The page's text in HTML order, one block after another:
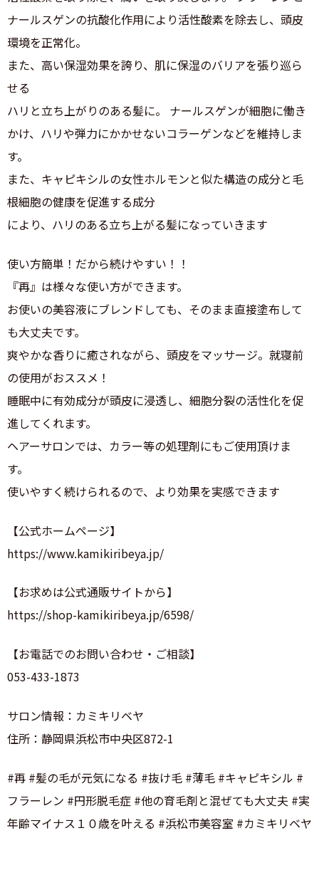
ナールスゲンの抗酸化作用により活性酸素を除去し、頭皮
環境を正常化。
また、高い保湿効果を誇り、肌に保湿のバリアを張り巡ら
せる
ハリと立ち上がりのある髪に。 ナールスゲンが細胞に働き
かけ、ハリや弾力にかかせないコラーゲンなどを維持しま
す。
また、キャピキシルの女性ホルモンと似た構造の成分と毛
根細胞の健康を促進する成分
により、ハリのある立ち上がる髪になっていきます
使い方簡単！だから続けやすい！！
『再』は様々な使い方ができます。
お使いの美容液にブレンドしても、そのまま直接塗布して
も大丈夫です。
爽やかな香りに癒されながら、頭皮をマッサージ。就寝前
の使用がおススメ！
睡眠中に有効成分が頭皮に浸透し、細胞分裂の活性化を促
進してくれます。
ヘアーサロンでは、カラー等の処理剤にもご使用頂けま
す。
使いやすく続けられるので、より効果を実感できます
【公式ホームページ】
https://www.kamikiribeya.jp/
【お求めは公式通販サイトから】
https://shop-kamikiribeya.jp/6598/
【お電話でのお問い合わせ・ご相談】
053-433-1873
サロン情報：カミキリベヤ
住所：静岡県浜松市中央区872-1
#再 #髪の毛が元気になる #抜け毛 #薄毛 #キャピキシル #
フラーレン #円形脱毛症 #他の育毛剤と混ぜても大丈夫 #実
年齢マイナス１０歳を叶える #浜松市美容室 #カミキリベヤ